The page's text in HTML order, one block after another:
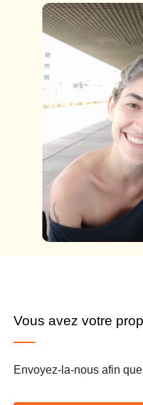
Vous avez votre
Envoyez-la-nous afin